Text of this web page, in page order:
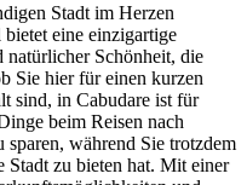
Stadt im Herzen
bietet eine einzigartige
Schönheit, die
Sie hier für einen kurzen
sind, in Cabudare ist für
beim Reisen nach
während Sie trotzdem
Stadt zu bieten hat. Mit einer